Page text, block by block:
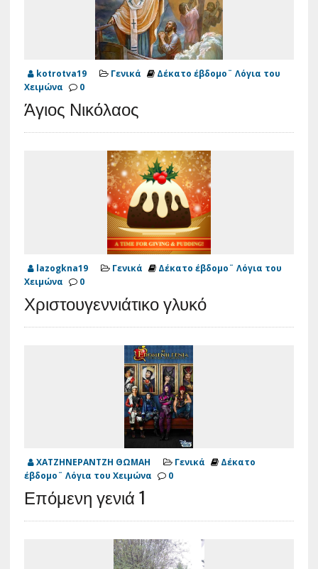
kotrotva19 Γενικά
Δέκατο έβδομο¨ Λόγια του
Χειμώνα
0
Άγιος Νικόλαος
lazogkna19 Γενικά
Δέκατο έβδομο¨ Λόγια του
Χειμώνα
0
Χριστουγεννιάτικο γλυκό
ΧΑΤΖΗΝΕΡΑΝΤΖΗ ΘΩΜΑΗ Γενικά
Δέκατο
έβδομο¨ Λόγια του Χειμώνα
0
Επόμενη γενιά 1